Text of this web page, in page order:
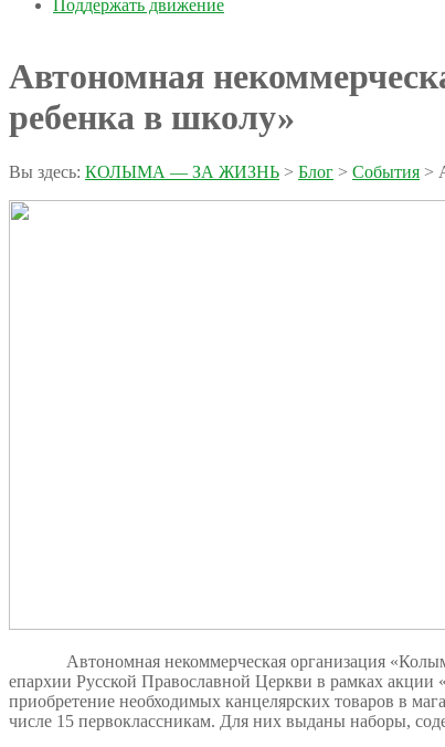
Поддержать движение
Автономная
ребенка в школу»
Вы здесь: КОЛЫМА — ЗА ЖИЗНЬ > Блог > События >
Автономная некоммерческая организация «Колыма
епархии Русской Православной Церкви в рамках акции
приобретение необходимых канцелярских товаров в
числе 15 первоклассникам. Для них выданы наборы,